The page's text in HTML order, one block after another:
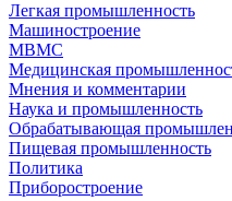
Легкая промышленность
Машиностроение
МВМС
Медицинская
Мнения и комментарии
Наука и промышленность
Обрабатывающая
Пищевая промышленность
Политика
Приборостроение